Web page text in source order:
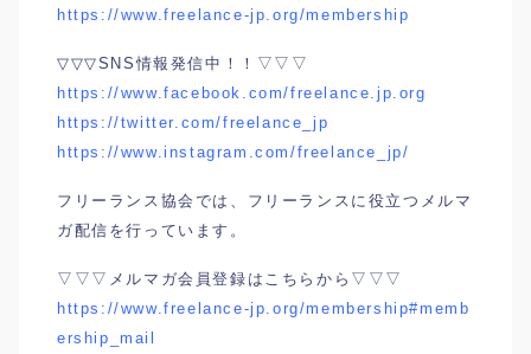
https://www.freelance-jp.org/membership
▽▽▽SNS情報発信中！！▽▽▽
https://www.facebook.com/freelance.jp.org
https://twitter.com/freelance_jp
https://www.instagram.com/freelance_jp/
フリーランス協会では、フリーランスに役立つメルマ
ガ配信を行っています。
▽▽▽メルマガ会員登録はこちらから▽▽▽
https://www.freelance-jp.org/membership#memb
ership_mail